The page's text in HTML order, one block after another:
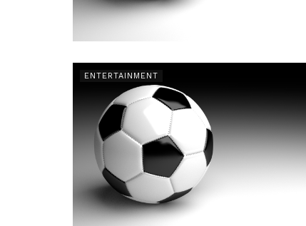
ENTERTAINMENT